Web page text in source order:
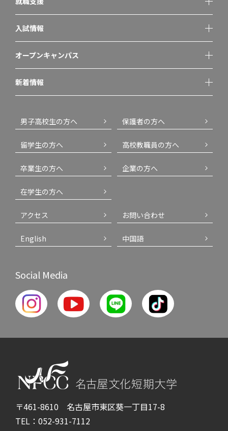
入試情報
オープンキャンパス
新着情報
男子高校生の方へ 保護者の方へ
留学生の方へ 高校教職員の方へ
卒業生の方へ 企業の方へ
在学生の方へ
アクセス お問い合わせ
English 中国語
Social Media
〒461-8610 名古屋市東区葵一丁目17-8
TEL：052-931-7112